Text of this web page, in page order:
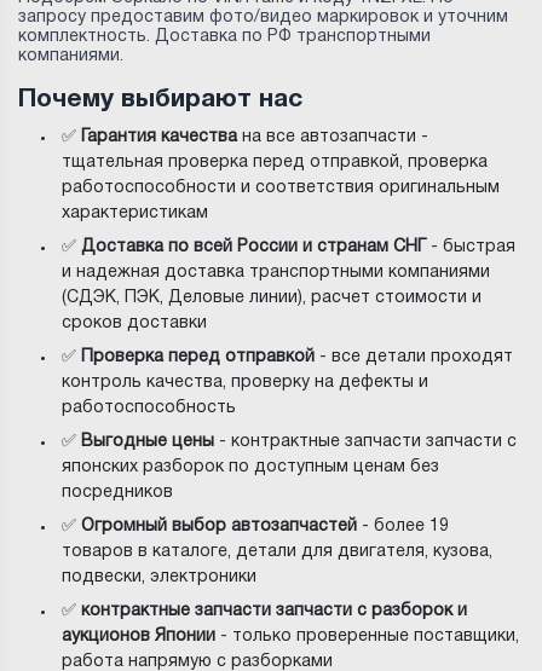
запросу предоставим фото/видео маркировок и уточним
комплектность. Доставка по РФ транспортными
компаниями.
Почему выбирают нас
✅ Гарантия качествана все автозапчасти -
тщательная проверка перед отправкой, проверка
работоспособности и соответствия оригинальным
характеристикам
✅Доставка по всей России и странам СНГ
- быстрая
и надежная доставка транспортными компаниями
(СДЭК, ПЭК, Деловые линии), расчет стоимости и
сроков доставки
✅ Проверка перед отправкой - все детали проходят
контроль качества, проверку на дефекты и
работоспособность
✅ Выгодные цены - контрактные запчасти запчасти с
японских разборок по доступным ценам без
посредников
✅Огромный выбор автозапчастей - более 19
товаров в каталоге, детали для двигателя, кузова,
подвески, электроники
✅ контрактные запчасти запчасти с разборок и
аукционов Японии - только проверенные поставщики,
работа напрямую с разборками